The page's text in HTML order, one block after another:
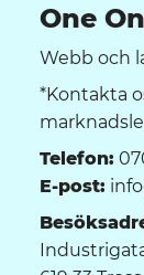
One
Webb och
*Kontakta
Telefon:
E-post: